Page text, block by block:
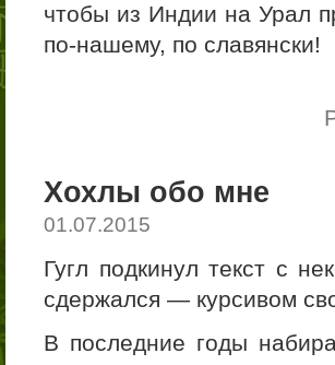
чтобы из Индии на Урал
по-нашему, по славянски!
Хохлы обо мне
01.07.2015
Гугл подкинул текст с
сдержался — курсивом
В последние годы